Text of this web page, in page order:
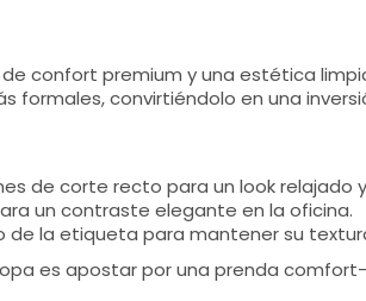
confort premium y una estética
formales, convirtiéndolo en una
de corte recto para un look relajado
un contraste elegante en la oficina.
de la etiqueta para mantener su
es apostar por una prenda